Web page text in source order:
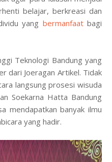
belajar, berkreasi dan
yang bermanfaat bagi
Teknologi Bandung yang
dari Joeragan Artikel. Tidak
langsung prosesi wisuda
Soekarna Hatta Bandung
mendapatkan banyak ilmu
yang hadir.